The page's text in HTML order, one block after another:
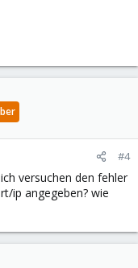
#4
versuchen den fehler
ip angegeben? wie